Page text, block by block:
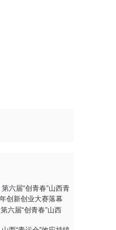
第六届“创青春”山西